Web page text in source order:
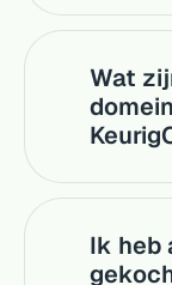
Wat
Ik heb